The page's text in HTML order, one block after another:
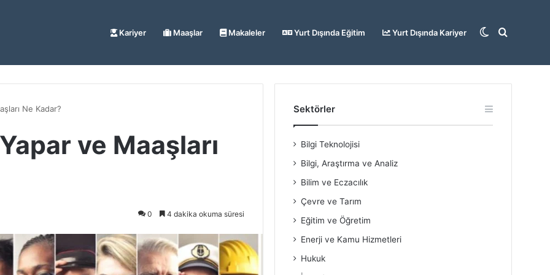
Kariyer Maaşlar Makaleler Yurt Dışında Eğitim Yurt Dışında Kariyer Arama
Dış
Ne Kadar?
ve Maaşları
0 4 dakika okuma süresi
Sektörler
Bilgi Teknolojisi
Bilgi, Araştırma ve Analiz
Bilim ve Eczacılık
Çevre ve Tarım
Eğitim ve Öğretim
Enerji ve Kamu Hizmetleri
Hukuk